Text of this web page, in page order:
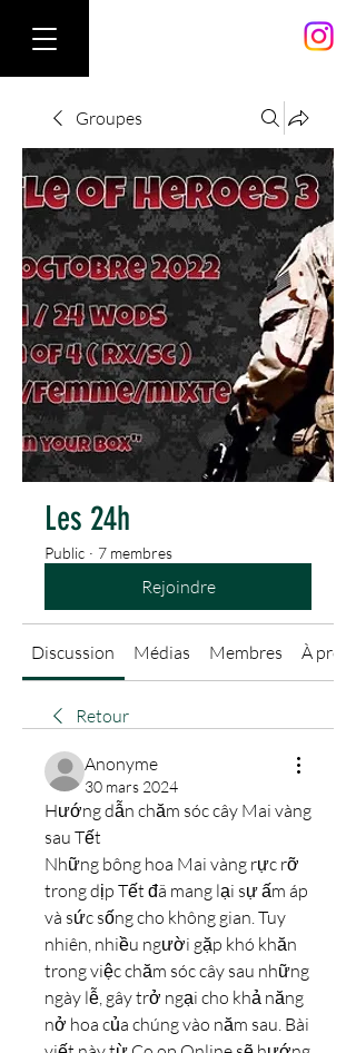
Groupes
Les 24h
Public · 7 membres
Rejoindre
Discussion Médias Membres À
Retour
Anonyme
30 mars 2024
Hướng dẫn chăm sóc cây Mai vàng
sau Tết
Những bông hoa Mai vàng rực rỡ
trong dịp Tết đã mang lại sự ấm áp
và sức sống cho không gian. Tuy
nhiên, nhiều người gặp khó khăn
trong việc chăm sóc cây sau những
ngày lễ, gây trở ngại cho khả năng
nở hoa của chúng vào năm sau. Bài